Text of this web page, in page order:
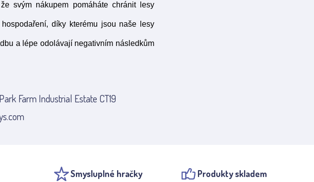
svým nákupem pomáháte chránit lesy
díky kterému jsou naše lesy
a lépe odolávají negativním následkům
Farm Industrial Estate CT19
Smysluplné hračky Produkty skladem